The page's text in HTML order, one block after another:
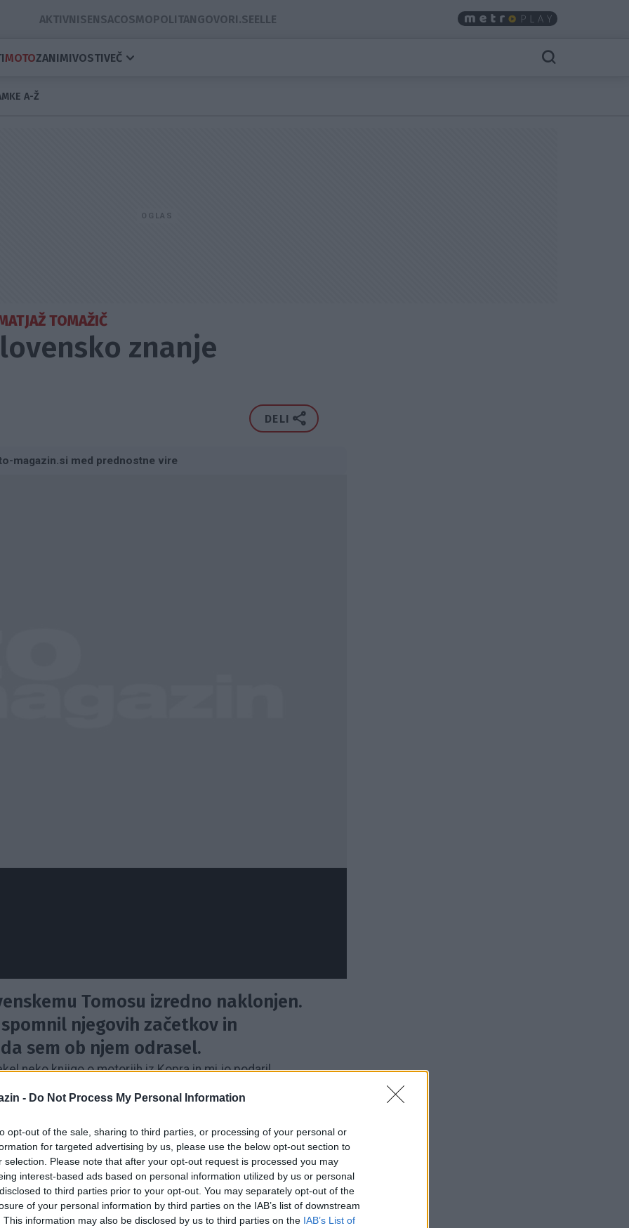
- Do Not Process My Personal Information
opt-out of the sale, sharing to third parties, or processing of your personal or
for targeted advertising by us, please use the below opt-out section to
selection. Please note that after your opt-out request is processed you may
interest-based ads based on personal information utilized by us or personal
to third parties prior to your opt-out. You may separately opt-out of the
of your personal information by third parties on the IAB’s list of downstream
This information may also be disclosed by us to third parties on the IAB’s List of
AKTIVNISENSACOSMOPOLITANGOVORI.SEELLE
MOTOZANIMIVOSTIVEČ
A-Ž
TOMAŽIČ
znanje
DELI
magazin.si med prednostne vire
Tomosu izredno naklonjen.
njegovih začetkov in
sem ob njem odrasel.
neko knjigo o motorjih iz Kopra in mi jo podaril.
tudi slike, prikaz situacije na trgu v nekdanji
Tomosa so kralji. Včasih so bili genijalni, pravi
naštejem nekaj dejstev o Tomosu: